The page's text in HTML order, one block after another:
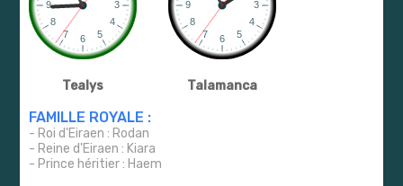
Tealys Talamanca
FAMILLE ROYALE :
- Roi d'Eiraen : Rodan
- Reine d'Eiraen : Kiara
- Prince héritier : Haem